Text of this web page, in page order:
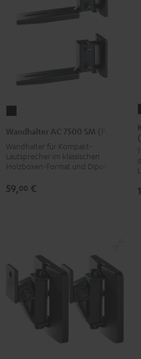
AC
SM
(Paar)
Wandhalter AC 7500 SM (Paar)
Wandhalter für Kompakt-
Lautsprecher im klassischen
Holzboxen-Format und Dipole
59,00 €